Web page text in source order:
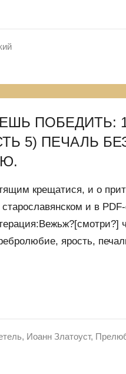
ПОБЕДИТЬ:
5) ПЕЧАЛЬ
крещатися, и о
и в
ярость,
, Иоанн Златоуст,